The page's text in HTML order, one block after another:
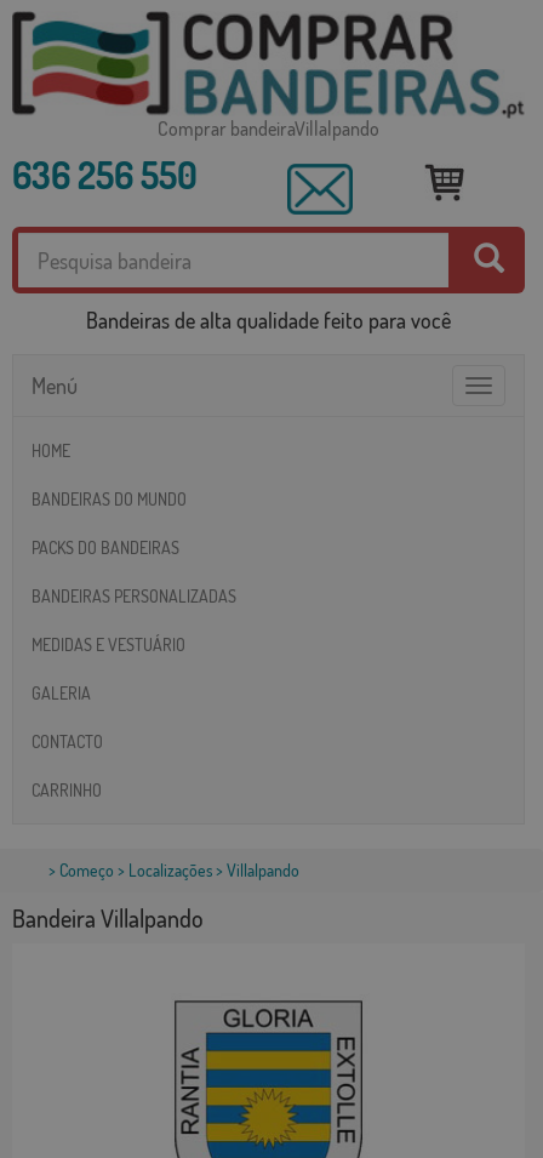
Comprar bandeiraVillalpando
636 256 550
Bandeiras de alta qualidade feito para você
Toggle
Menú
HOME
BANDEIRAS DO MUNDO
PACKS DO BANDEIRAS
BANDEIRAS PERSONALIZADAS
MEDIDAS E VESTUÁRIO
GALERIA
CONTACTO
CARRINHO
> Começo > Localizações> Villalpando
Bandeira Villalpando